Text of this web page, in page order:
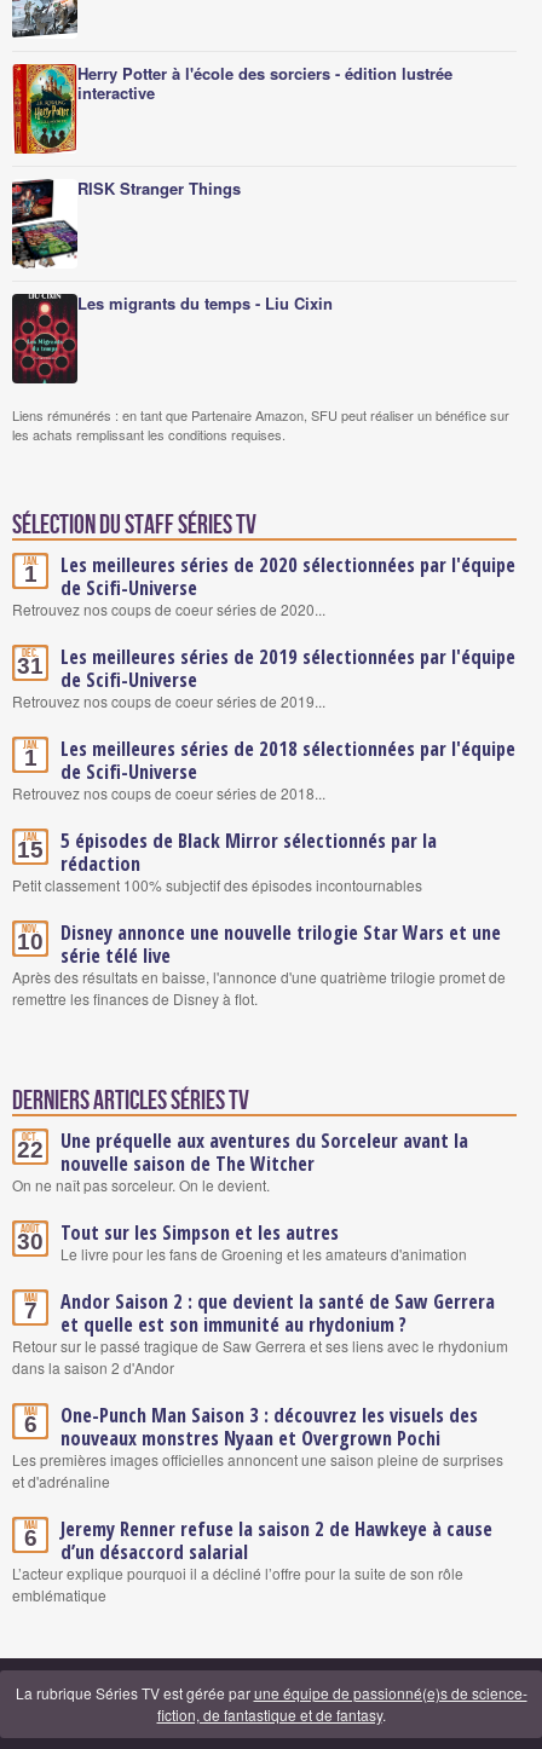
Herry Potter à l'école des sorciers - édition lustrée
interactive
RISK Stranger Things
Les migrants du temps - Liu Cixin
Liens rémunérés : en tant que Partenaire Amazon, SFU peut réaliser un bénéfice sur
les achats remplissant les conditions requises.
Sélection du staff Séries TV
Jan.
1
Les meilleures séries de 2020 sélectionnées par l'équipe
de Scifi-Universe
Retrouvez nos coups de coeur séries de 2020...
Déc.
31
Les meilleures séries de 2019 sélectionnées par l'équipe
de Scifi-Universe
Retrouvez nos coups de coeur séries de 2019...
Jan.
1
Les meilleures séries de 2018 sélectionnées par l'équipe
de Scifi-Universe
Retrouvez nos coups de coeur séries de 2018...
Jan.
15
5 épisodes de Black Mirror sélectionnés par la
rédaction
Petit classement 100% subjectif des épisodes incontournables
Nov.
10
Disney annonce une nouvelle trilogie Star Wars et une
série télé live
Après des résultats en baisse, l'annonce d'une quatrième trilogie promet de
remettre les finances de Disney à flot.
Derniers articles Séries TV
Oct.
22
Une préquelle aux aventures du Sorceleur avant la
nouvelle saison de The Witcher
On ne naît pas sorceleur. On le devient.
Août
30 Tout sur les Simpson et les autres
Le livre pour les fans de Groening et les amateurs d'animation
Mai
7
Andor Saison 2 : que devient la santé de Saw Gerrera
et quelle est son immunité au rhydonium ?
Retour sur le passé tragique de Saw Gerrera et ses liens avec le rhydonium
dans la saison 2 d'Andor
Mai
6
One-Punch Man Saison 3 : découvrez les visuels des
nouveaux monstres Nyaan et Overgrown Pochi
Les premières images officielles annoncent une saison pleine de surprises
et d'adrénaline
Mai
6
Jeremy Renner refuse la saison 2 de Hawkeye à cause
d’un désaccord salarial
L’acteur explique pourquoi il a décliné l’offre pour la suite de son rôle
emblématique
La rubrique Séries TV est gérée parune équipe de passionné(e)s de science-
fiction, de fantastique et de fantasy.